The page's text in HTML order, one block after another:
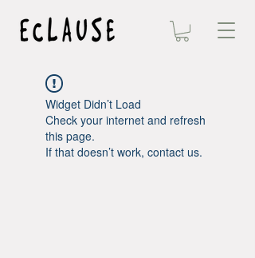
Widget Didn’t Load
Check your internet and refresh
this page.
If that doesn’t work, contact us.